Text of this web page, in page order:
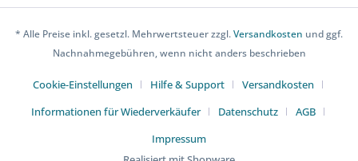
* Alle Preise inkl. gesetzl. Mehrwertsteuer zzgl.Versandkosten und ggf.
Nachnahmegebühren, wenn nicht anders beschrieben
Cookie-Einstellungen Hilfe & Support
Versandkosten
Informationen für Wiederverkäufer
Datenschutz
AGB
Impressum